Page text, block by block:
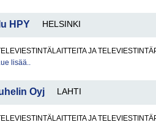
HPY HELSINKI
JA
lisää..
Oyj LAHTI
JA